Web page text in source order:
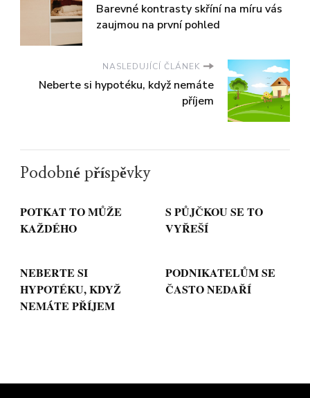
Barevné kontrasty skříní na míru vás
zaujmou na první pohled
NASLEDUJÍCÍ ČLÁNEK
Neberte si hypotéku, když nemáte
příjem
Podobné příspěvky
POTKAT TO MŮŽE
KAŽDÉHO
S PŮJČKOU SE TO
VYŘEŠÍ
NEBERTE SI
HYPOTÉKU, KDYŽ
NEMÁTE PŘÍJEM
PODNIKATELŮM SE
ČASTO NEDAŘÍ